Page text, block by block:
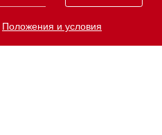
Положения и условия